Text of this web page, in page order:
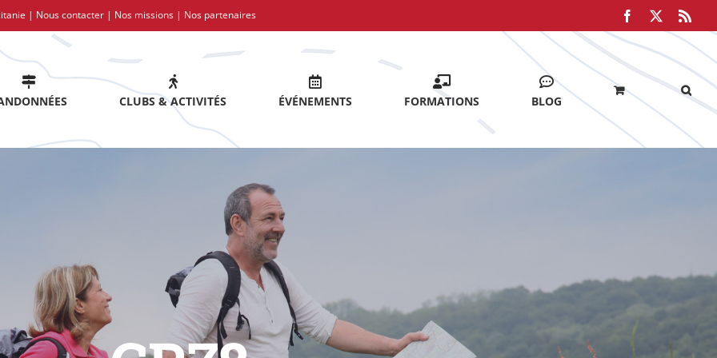
| Nous contacter | Nos missions | Nos partenaires Facebook
CLUBS & ACTIVITÉS ÉVÉNEMENTS FORMATIONS BLOG